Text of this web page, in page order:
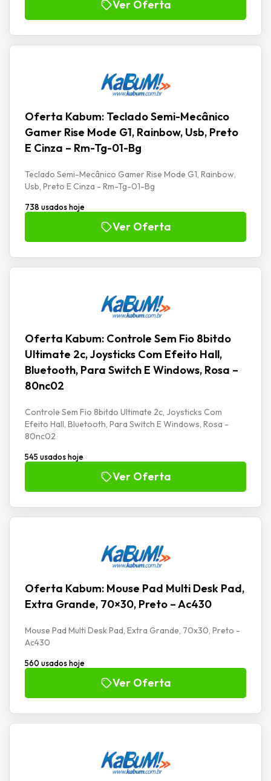
Ver Oferta
Oferta Kabum: Teclado Semi-Mecânico
Gamer Rise Mode G1, Rainbow, Usb, Preto
E Cinza – Rm-Tg-01-Bg
Teclado Semi-Mecânico Gamer Rise Mode G1, Rainbow,
Usb, Preto E Cinza - Rm-Tg-01-Bg
738 usados hoje
Ver Oferta
Oferta Kabum: Controle Sem Fio 8bitdo
Ultimate 2c, Joysticks Com Efeito Hall,
Bluetooth, Para Switch E Windows, Rosa –
80nc02
Controle Sem Fio 8bitdo Ultimate 2c, Joysticks Com
Efeito Hall, Bluetooth, Para Switch E Windows, Rosa -
80nc02
545 usados hoje
Ver Oferta
Oferta Kabum: Mouse Pad Multi Desk Pad,
Extra Grande, 70×30, Preto – Ac430
Mouse Pad Multi Desk Pad, Extra Grande, 70x30, Preto -
Ac430
560 usados hoje
Ver Oferta